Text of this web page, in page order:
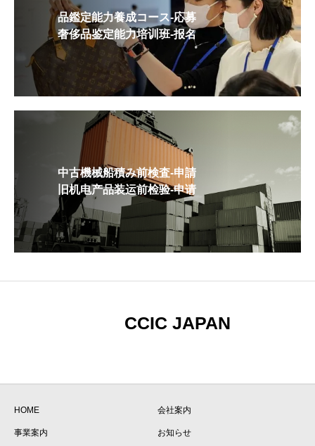
品鑑定能力養成コース-応募
奢侈品鉴定能力培训班-报名
中古機械船積み前検査-申請
旧机电产品装运前检验-申请
CCIC JAPAN
HOME 会社案内
事業案内 お知らせ